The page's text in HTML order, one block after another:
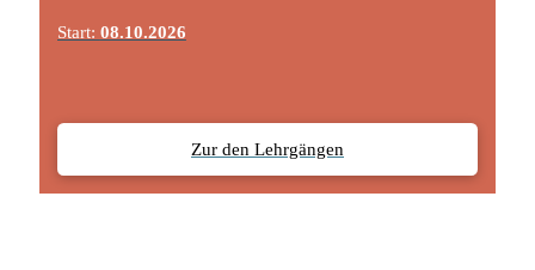
Start: 08.10.2026
Zur den Lehrgängen